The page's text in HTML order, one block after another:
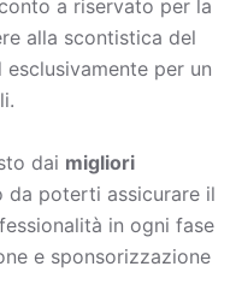
a riservato per la
alla scontistica del
per un
dai migliori
da poterti assicurare il
in ogni fase
e sponsorizzazione